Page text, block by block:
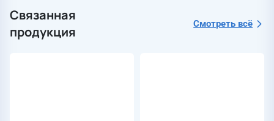
Связанная
продукция
Смотреть всё